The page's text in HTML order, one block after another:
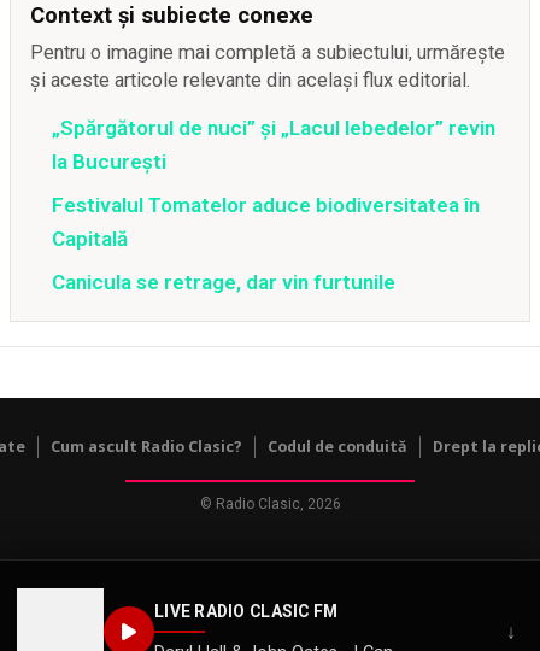
LIVE RADIO CLASIC FM
↓
Context și subiecte conexe
Pentru o imagine mai completă a subiectului, urmărește
și aceste articole relevante din același flux editorial.
„Spărgătorul de nuci” și „Lacul lebedelor” revin
la București
Festivalul Tomatelor aduce biodiversitatea în
Capitală
Canicula se retrage, dar vin furtunile
Cum ascult Radio Clasic? Codul de conduită Drept la
© Radio Clasic, 2026